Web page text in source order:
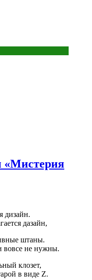
«Мистерия
дизайн.
дазайн,
штаны.
вовсе не нужны.
клозет,
в виде Z.